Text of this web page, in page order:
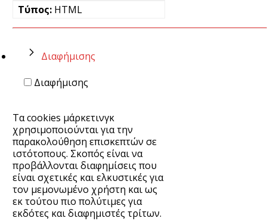
HTML
Διαφήμισης
Διαφήμισης
Τα cookies μάρκετινγκ
χρησιμοποιούνται για την
παρακολούθηση επισκεπτών σε
ιστότοπους. Σκοπός είναι να
προβάλλονται διαφημίσεις που
είναι σχετικές και ελκυστικές για
τον μεμονωμένο χρήστη και ως
εκ τούτου πιο πολύτιμες για
εκδότες και διαφημιστές τρίτων.